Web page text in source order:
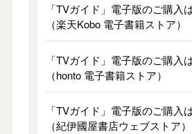
「TVガイド」電子版のご購入
（楽天Kobo 電子書籍ストア）
「TVガイド」電子版のご購入
（honto 電子書籍ストア）
「TVガイド」電子版のご購入
（紀伊國屋書店ウェブストア）